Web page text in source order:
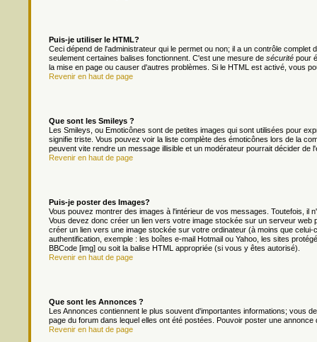
Puis-je utiliser le HTML?
Ceci dépend de l'administrateur qui le permet ou non; il a un contrôle
seulement certaines balises fonctionnent. C'est une mesure de sécurité pour
la mise en page ou causer d'autres problèmes. Si le HTML est activé, vous
Revenir en haut de page
Que sont les Smileys ?
Les Smileys, ou Emoticônes sont de petites images qui sont utilisées pour
signifie triste. Vous pouvez voir la liste complète des émoticônes lors de la
peuvent vite rendre un message illisible et un modérateur pourrait décider de
Revenir en haut de page
Puis-je poster des Images?
Vous pouvez montrer des images à l'intérieur de vos messages. Toutefois,
Vous devez donc créer un lien vers votre image stockée sur un serveur web
créer un lien vers une image stockée sur votre ordinateur (à moins que
authentification, exemple : les boîtes e-mail Hotmail ou Yahoo, les sites
BBCode [img] ou soit la balise HTML appropriée (si vous y êtes autorisé).
Revenir en haut de page
Que sont les Annonces ?
Les Annonces contiennent le plus souvent d'importantes informations; vous
page du forum dans lequel elles ont été postées. Pouvoir poster une
Revenir en haut de page